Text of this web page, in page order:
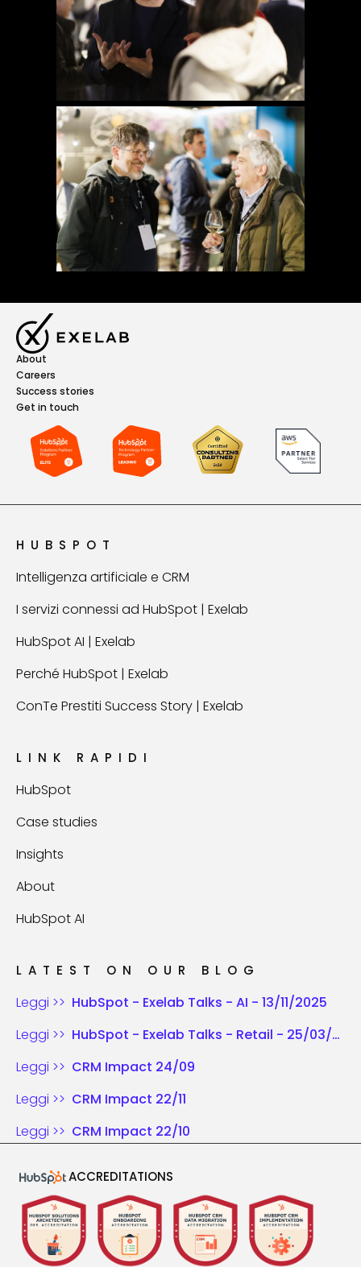
About
Careers
Success stories
Get in touch
HUBSPOT
Intelligenza artificiale e CRM
I servizi connessi ad HubSpot | Exelab
HubSpot AI | Exelab
Perché HubSpot | Exelab
ConTe Prestiti Success Story | Exelab
LINK RAPIDI
HubSpot
Case studies
Insights
About
HubSpot AI
LATEST ON OUR BLOG
Leggi >> HubSpot - Exelab Talks - AI - 13/11/2025
Leggi >> HubSpot - Exelab Talks - Retail - 25/03/2025
Leggi >> CRM Impact 24/09
Leggi >> CRM Impact 22/11
Leggi >> CRM Impact 22/10
ACCREDITATIONS